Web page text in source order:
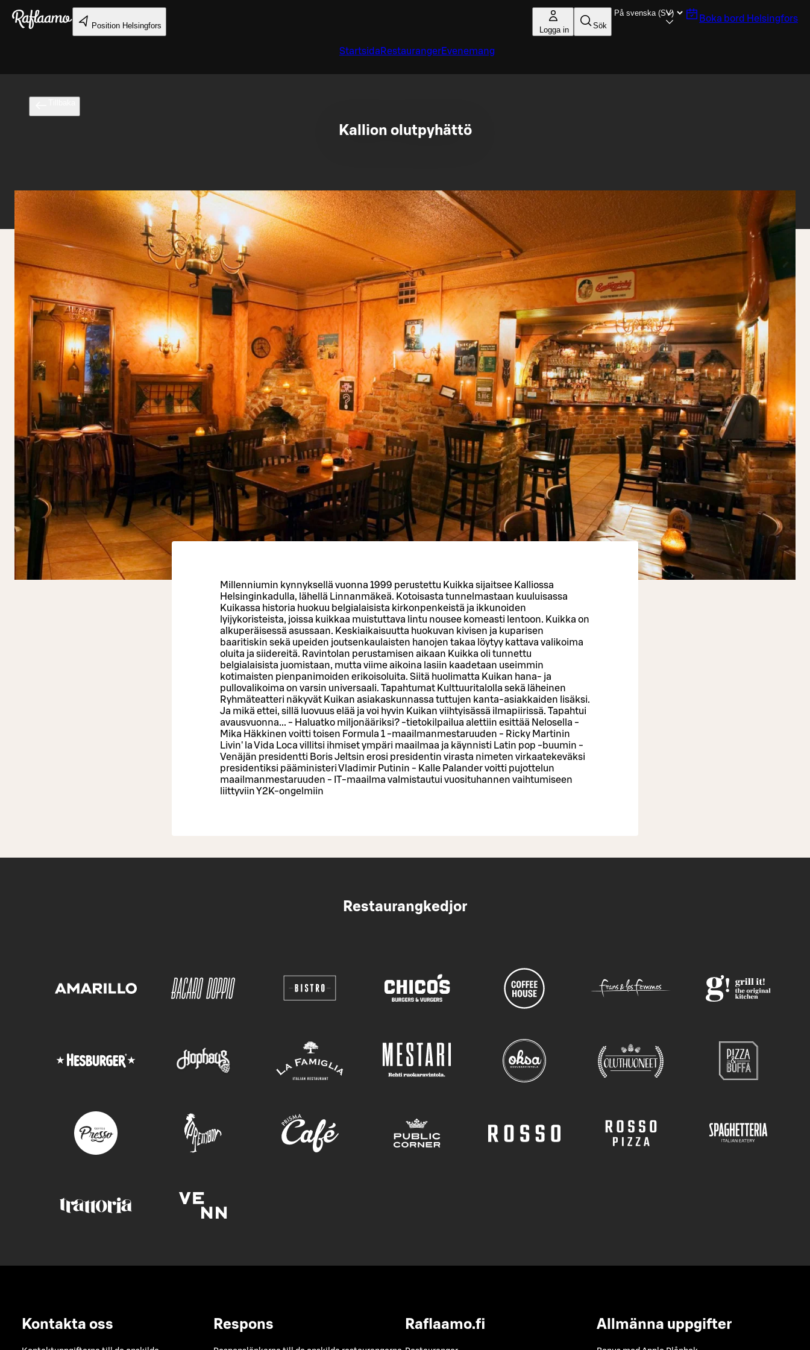
Gå till huvudinnehållet
Position Helsingfors Logga in Sök
Boka bord Helsingfors
Startsida RestaurangerEvenemang
Kallion olutpyhättö
Millenniumin kynnyksellä vuonna 1999 perustettu Kuikka sijaitsee Kalliossa
Helsinginkadulla, lähellä Linnanmäkeä. Kotoisasta tunnelmastaan kuuluisassa
Kuikassa historia huokuu belgialaisista kirkonpenkeistä ja ikkunoiden
lyijykoristeista, joissa kuikkaa muistuttava lintu nousee komeasti lentoon. Kuikka on
alkuperäisessä asussaan. Keskiaikaisuutta huokuvan kivisen ja kuparisen
baaritiskin sekä upeiden joutsenkaulaisten hanojen takaa löytyy kattava valikoima
oluita ja siidereitä. Ravintolan perustamisen aikaan Kuikka oli tunnettu
belgialaisista juomistaan, mutta viime aikoina lasiin kaadetaan useimmin
kotimaisten pienpanimoiden erikoisoluita. Siitä huolimatta Kuikan hana- ja
pullovalikoima on varsin universaali. Tapahtumat Kulttuuritalolla sekä läheinen
Ryhmäteatteri näkyvät Kuikan asiakaskunnassa tuttujen kanta-asiakkaiden lisäksi.
Ja mikä ettei, sillä luovuus elää ja voi hyvin Kuikan viihtyisässä ilmapiirissä. Tapahtui
avausvuonna... - Haluatko miljonääriksi? -tietokilpailua alettiin esittää Nelosella -
Mika Häkkinen voitti toisen Formula 1 -maailmanmestaruuden - Ricky Martinin
Livin' la Vida Loca villitsi ihmiset ympäri maailmaa ja käynnisti Latin pop -buumin -
Venäjän presidentti Boris Jeltsin erosi presidentin virasta nimeten virkaatekeväksi
presidentiksi pääministeri Vladimir Putinin - Kalle Palander voitti pujottelun
maailmanmestaruuden - IT-maailma valmistautui vuosituhannen vaihtumiseen
liittyviin Y2K-ongelmiin
Restaurangkedjor
Kontakta oss Respons Raflaamo.fi Allmänna uppgifter